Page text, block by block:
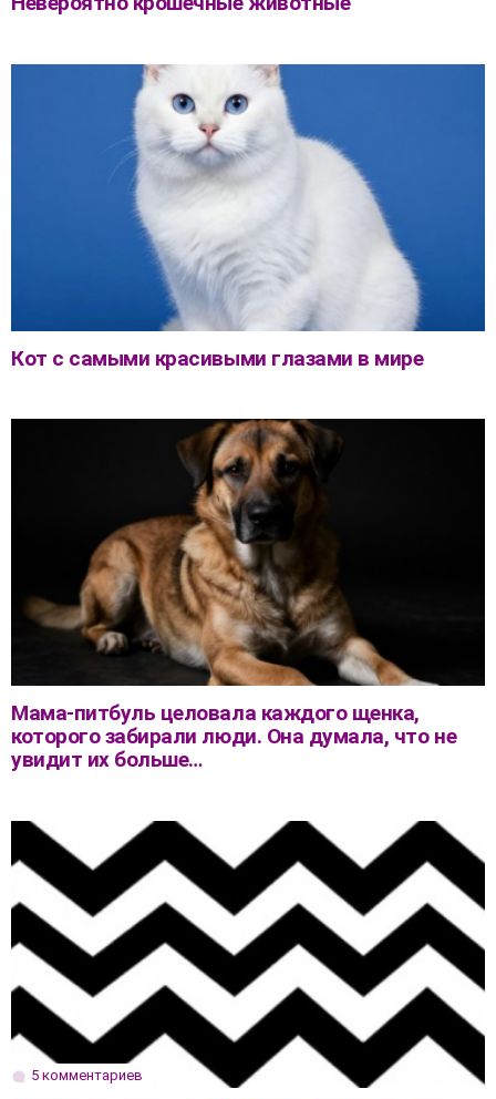
Кот с самыми красивыми глазами в мире
Мама-питбуль целовала каждого щенка,
которого забирали люди. Она думала, что не
увидит их больше…
5 комментариев